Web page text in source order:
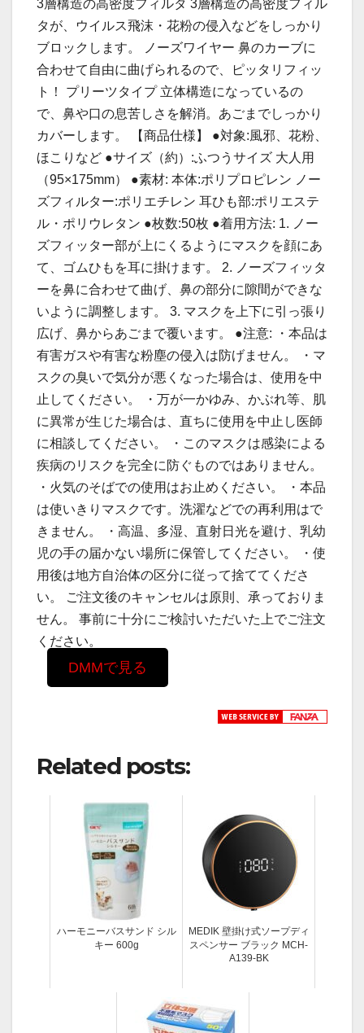
3層構造の高密度フィルタ 3層構造の高密度フィル
タが、ウイルス飛沫・花粉の侵入などをしっかり
ブロックします。 ノーズワイヤー 鼻のカーブに
合わせて自由に曲げられるので、ピッタリフィッ
ト！ プリーツタイプ 立体構造になっているの
で、鼻や口の息苦しさを解消。あごまでしっかり
カバーします。 【商品仕様】 ●対象:風邪、花粉、
ほこりなど ●サイズ（約）:ふつうサイズ 大人用
（95×175mm） ●素材: 本体:ポリプロピレン ノー
ズフィルター:ポリエチレン 耳ひも部:ポリエステ
ル・ポリウレタン ●枚数:50枚 ●着用方法: 1. ノー
ズフィッター部が上にくるようにマスクを顔にあ
て、ゴムひもを耳に掛けます。 2. ノーズフィッタ
ーを鼻に合わせて曲げ、鼻の部分に隙間ができな
いように調整します。 3. マスクを上下に引っ張り
広げ、鼻からあごまで覆います。 ●注意: ・本品は
有害ガスや有害な粉塵の侵入は防げません。 ・マ
スクの臭いで気分が悪くなった場合は、使用を中
止してください。 ・万が一かゆみ、かぶれ等、肌
に異常が生じた場合は、直ちに使用を中止し医師
に相談してください。 ・このマスクは感染による
疾病のリスクを完全に防ぐものではありません。
・火気のそばでの使用はお止めください。 ・本品
は使いきりマスクです。洗濯などでの再利用はで
きません。 ・高温、多湿、直射日光を避け、乳幼
児の手の届かない場所に保管してください。 ・使
用後は地方自治体の区分に従って捨ててくださ
い。 ご注文後のキャンセルは原則、承っておりま
せん。 事前に十分にご検討いただいた上でご注文
ください。
DMMで見る
Related posts:
ハーモニーバスサンド シル
キー 600g
MEDIK 壁掛け式ソープディ
スペンサー ブラック MCH-
A139-BK